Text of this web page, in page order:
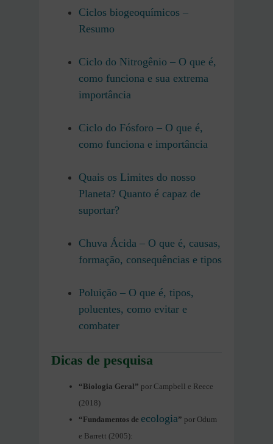
Ciclos biogeoquímicos –
Resumo
Ciclo do Nitrogênio – O que é,
como funciona e sua extrema
importância
Ciclo do Fósforo – O que é,
como funciona e importância
Quais os Limites do nosso
Planeta? Quanto é capaz de
suportar?
Chuva Ácida – O que é, causas,
formação, consequências e tipos
Poluição – O que é, tipos,
poluentes, como evitar e
combater
Dicas de pesquisa
“Biologia Geral” por Campbell e Reece
(2018)
“Fundamentos de ecologia” por Odum
e Barrett (2005):